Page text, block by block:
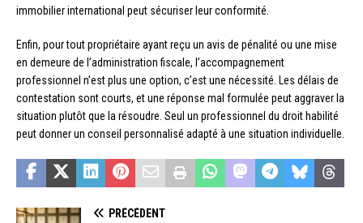
immobilier international peut sécuriser leur conformité.
Enfin, pour tout propriétaire ayant reçu un avis de pénalité ou une mise
en demeure de l’administration fiscale, l’accompagnement
professionnel n’est plus une option, c’est une nécessité. Les délais de
contestation sont courts, et une réponse mal formulée peut aggraver la
situation plutôt que la résoudre. Seul un professionnel du droit habilité
peut donner un conseil personnalisé adapté à une situation individuelle.
PRÉCÉDENT